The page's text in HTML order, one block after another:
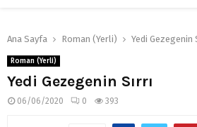
Ana Sayfa Roman (Yerli) Yedi Gezegenin
Roman (Yerli)
Yedi Gezegenin Sırrı
06/06/2020 0 393